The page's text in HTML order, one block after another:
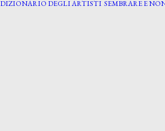
DIZIONARIO DEGLI ARTISTI SEMBRARE E